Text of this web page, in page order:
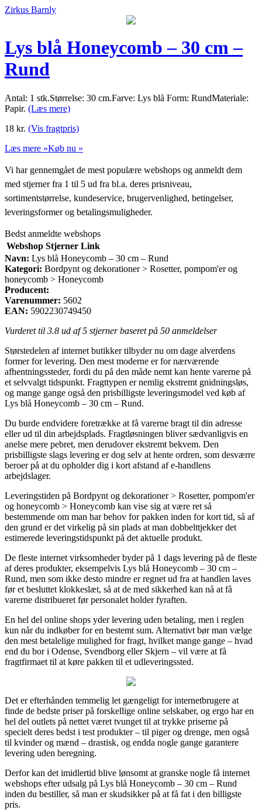
Zirkus Barnly
Lys blå Honeycomb – 30 cm –
Rund
Antal: 1 stk.Størrelse: 30 cm.Farve: Lys blå Form: RundMateriale:
Papir. (Læs mere)
18 kr. (Vis fragtpris)
Læs mere »Køb nu »
Vi har gennemgået de mest populære webshops og anmeldt dem
med stjerner fra 1 til 5 ud fra bl.a. deres prisniveau,
sortimentstørrelse, kundeservice, brugervenlighed, betingelser,
leveringsformer og betalingsmuligheder.
Bedst anmeldte webshops
Webshop Stjerner Link
Navn: Lys blå Honeycomb – 30 cm – Rund
Kategori: Bordpynt og dekorationer > Rosetter, pompom'er og
honeycomb > Honeycomb
Producent:
Varenummer: 5602
EAN: 5902230749450
Vurderet til 3.8 ud af 5 stjerner baseret på 50 anmeldelser
Størstedelen af internet butikker tilbyder nu om dage alverdens
former for levering. Den mest moderne er for nærværende
afhentningssteder, fordi du på den måde nemt kan hente varerne på
et selvvalgt tidspunkt. Fragttypen er nemlig ekstremt gnidningsløs,
og mange gange også den prisbilligste leveringsmodel ved køb af
Lys blå Honeycomb – 30 cm – Rund.
Du burde endvidere foretrække at få varerne bragt til din adresse
eller ud til din arbejdsplads. Fragtløsningen bliver sædvanligvis en
anelse mere pebret, men derudover ekstremt bekvem. Den
prisbilligste slags levering er dog selv at hente ordren, som desværre
beroer på at du opholder dig i kort afstand af e-handlens
arbejdslager.
Leveringstiden på Bordpynt og dekorationer > Rosetter, pompom'er
og honeycomb > Honeycomb kan vise sig at være ret så
bestemmende om man har behov for pakken inden for kort tid, så af
den grund er det virkelig på sin plads at man dobbelttjekker det
estimerede leveringstidspunkt på det aktuelle produkt.
De fleste internet virksomheder byder på 1 dags levering på de fleste
af deres produkter, eksempelvis Lys blå Honeycomb – 30 cm –
Rund, men som ikke desto mindre er regnet ud fra at handlen laves
før et besluttet klokkeslæt, så at de med sikkerhed kan nå at få
varerne distribueret før personalet holder fyraften.
En hel del online shops yder levering uden betaling, men i reglen
kun når du indkøber for en bestemt sum. Alternativt bør man vælge
den mest betalelige mulighed for fragt, hvilket mange gange – hvad
end du bor i Odense, Svendborg eller Skjern – vil være at få
fragtfirmaet til at køre pakken til et udleveringssted.
Det er efterhånden temmelig let gængeligt for internetbrugere at
finde de bedste priser på forskellige online selskaber, og ergo har en
hel del outlets på nettet været tvunget til at trykke priserne på
specielt deres bedst i test produkter – til piger og drenge, men også
til kvinder og mænd – drastisk, og endda nogle gange garantere
levering uden beregning.
Derfor kan det imidlertid blive lønsomt at granske nogle få internet
webshops efter udsalg på Lys blå Honeycomb – 30 cm – Rund
inden du bestiller, så man er skudsikker på at få fat i den billigste
pris.